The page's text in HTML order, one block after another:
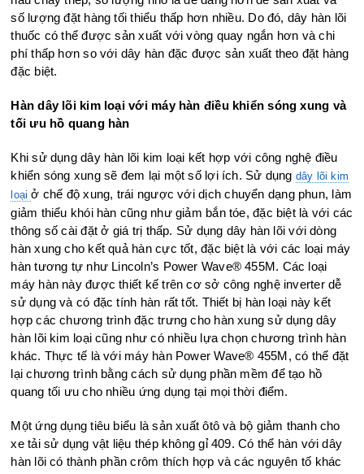
số lượng đặt hàng tối thiểu thấp hơn nhiều. Do đó, dây hàn lõi
thuốc có thể được sản xuất với vòng quay ngắn hơn và chi
phí thấp hơn so với dây hàn đặc được sản xuất theo đặt hàng
đặc biệt.
Hàn dây lõi kim loại với máy hàn điều khiển sóng xung và
tối ưu hồ quang hàn
Khi sử dụng dây hàn lõi kim loại kết hợp với công nghệ điều
khiển sóng xung sẽ đem lại một số lợi ích. Sử dụng dây lõi kim
loạiở chế độ xung, trái ngược với dịch chuyển dạng phun, làm
giảm thiểu khói hàn cũng như giảm bắn tóe, đặc biệt là với các
thông số cài đặt ở giá trị thấp. Sử dụng dây hàn lõi với dòng
hàn xung cho kết quả hàn cực tốt, đặc biệt là với các loại máy
hàn tương tự như Lincoln’s Power Wave® 455M. Các loại
máy hàn này được thiết kế trên cơ sở công nghệ inverter dễ
sử dụng và có đặc tính hàn rất tốt. Thiết bị hàn loại này kết
hợp các chương trình đặc trưng cho hàn xung sử dụng dây
hàn lõi kim loại cũng như có nhiều lựa chọn chương trình hàn
khác. Thực tế là với máy hàn Power Wave® 455M, có thể đặt
lại chương trình bằng cách sử dụng phần mềm để tạo hồ
quang tối ưu cho nhiều ứng dụng tại mọi thời điểm.
Một ứng dụng tiêu biểu là sản xuất ôtô và bộ giảm thanh cho
xe tải sử dụng vật liệu thép không gỉ 409. Có thể hàn với dây
hàn lõi có thành phần crôm thích hợp và các nguyên tố khác